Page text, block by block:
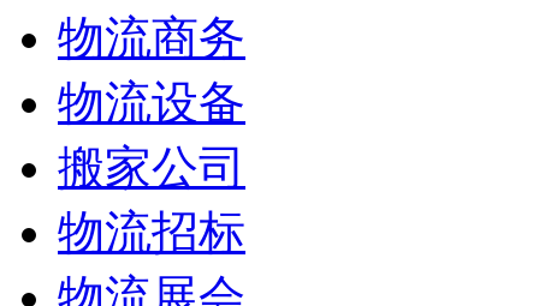
物流商务
物流设备
搬家公司
物流招标